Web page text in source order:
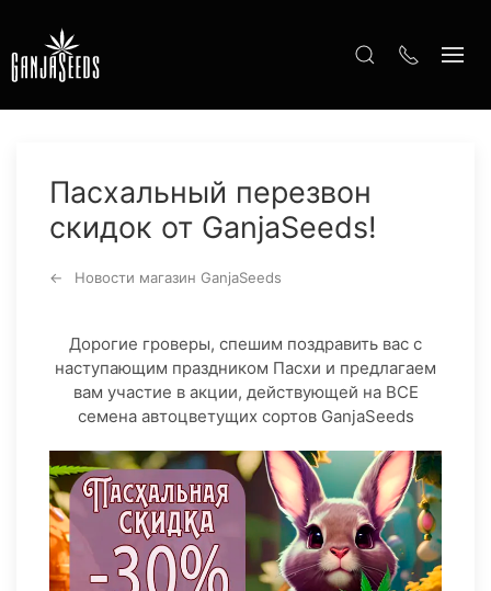
Пасхальный перезвон
скидок от GanjaSeeds!
Новости магазин GanjaSeeds
Дорогие гроверы, спешим поздравить вас с
наступающим праздником Пасхи и предлагаем
вам участие в акции, действующей на ВСЕ
семена автоцветущих сортов GanjaSeeds